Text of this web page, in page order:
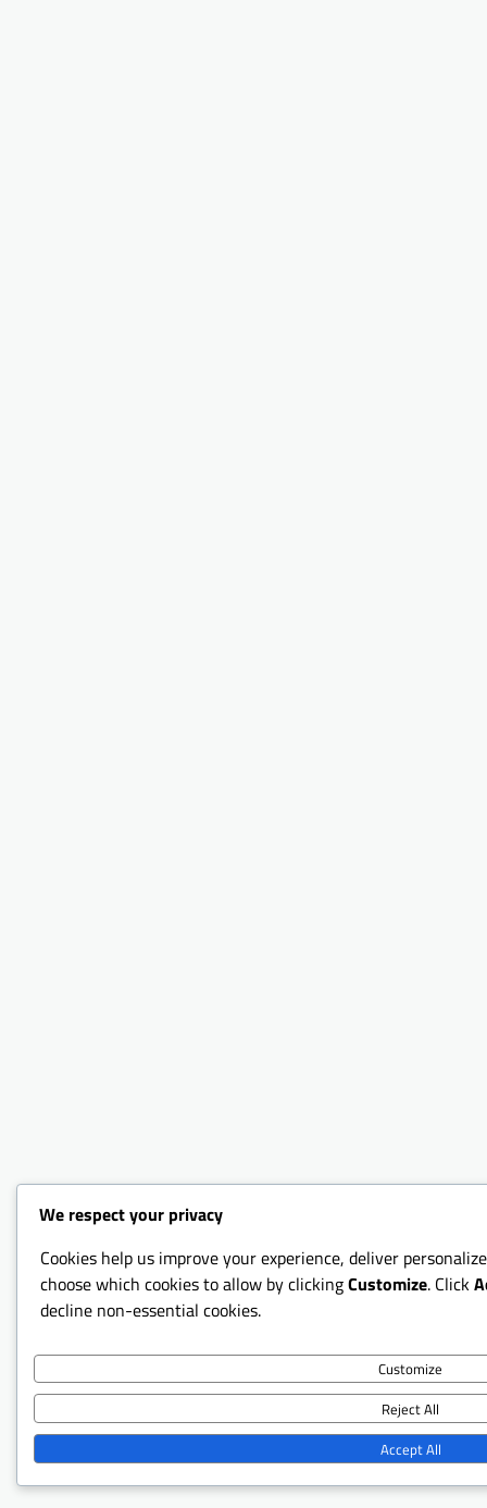
We respect your privacy
Cookies help us improve your experience, deliver
choose which cookies to allow by clickingCustomize. Click
decline non-essential cookies.
Customize
Reject All
Accept All